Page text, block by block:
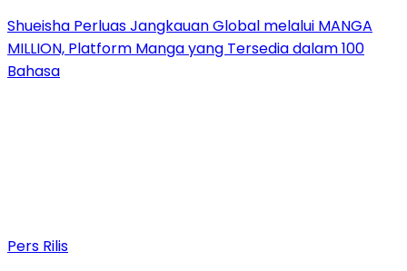
Shueisha Perluas Jangkauan Global melalui MANGA
MILLION, Platform Manga yang Tersedia dalam 100
Bahasa
Pers Rilis